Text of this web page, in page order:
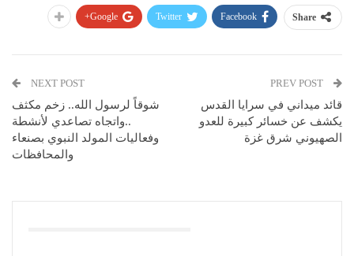
Share
Facebook
Twitter
Google+
قائد ميداني في سرايا القدس
يكشف عن خسائر كبيرة للعدو
الصهيوني شرق غزة
NEXT POST
شوقاً لرسول الله.. زخم مكثف
..واتجاه تصاعدي لأنشطة
وفعاليات المولد النبوي بصنعاء
والمحافظات